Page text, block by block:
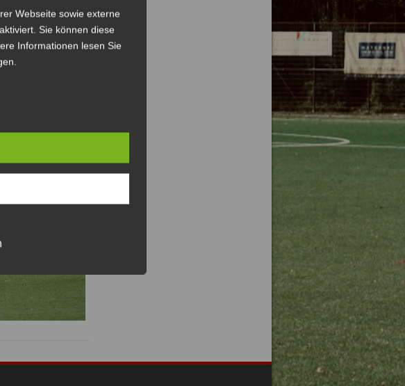
Webseite sowie externe
Sie können diese
Informationen lesen Sie